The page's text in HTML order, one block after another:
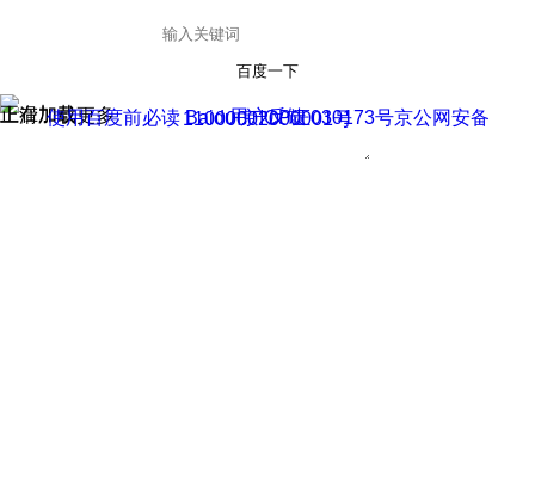
百度一下
正在加载
上滑加载更多 用户反馈
使用百度前必读 Baidu 京ICP证030173号
京公网安备11000002000001号